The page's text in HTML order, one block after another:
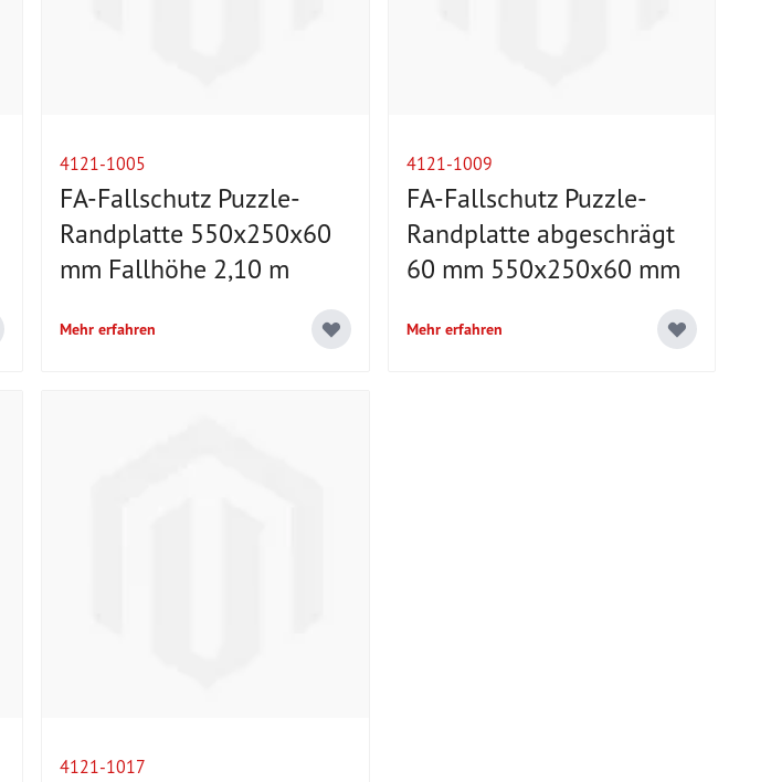
4121-1005
FA-Fallschutz Puzzle-
Randplatte 550x250x60
mm Fallhöhe 2,10 m
Mehr erfahren
4121-1009
FA-Fallschutz Puzzle-
Randplatte abgeschrägt
60 mm 550x250x60 mm
Mehr erfahren
4121-1017